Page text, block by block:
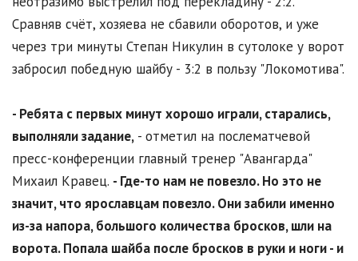
Сравняв счёт, хозяева не сбавили оборотов, и уже
через три минуты Степан Никулин в сутолоке у ворот
забросил победную шайбу - 3:2 в пользу "Локомотива".
- Ребята с первых минут хорошо играли, старались,
выполняли задание, - отметил на послематчевой
пресс-конференции главный тренер "Авангарда"
Михаил Кравец. - Где-то нам не повезло. Но это не
значит, что ярославцам повезло. Они забили именно
из-за напора, большого количества бросков, шли на
ворота. Попала шайба после бросков в руки и ноги - и